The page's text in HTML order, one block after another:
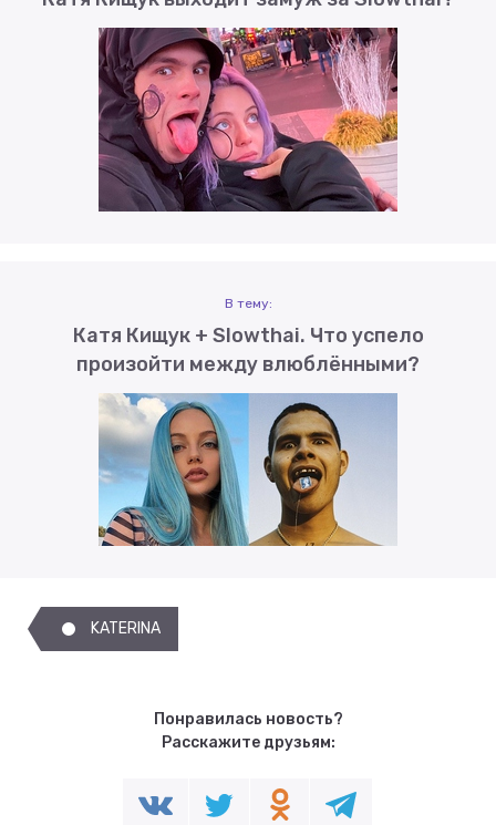
В тему:
Катя Кищук + Slowthai. Что успело
произойти между влюблёнными?
KATERINA
Понравилась новость?
Расскажите друзьям: